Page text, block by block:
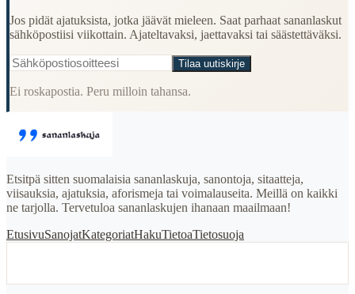
Jos pidät ajatuksista, jotka jäävät mieleen. Saat parhaat sananlaskut
sähköpostiisi viikottain. Ajateltavaksi, jaettavaksi tai säästettäväksi.
Tilaa uutiskirje
Ei roskapostia. Peru milloin tahansa.
Etsitpä sitten suomalaisia sananlaskuja, sanontoja, sitaatteja,
viisauksia, ajatuksia, aforismeja tai voimalauseita. Meillä on kaikki
ne tarjolla. Tervetuloa sananlaskujen ihanaan maailmaan!
EtusivuSanojatKategoriatHakuTietoaTietosuoja